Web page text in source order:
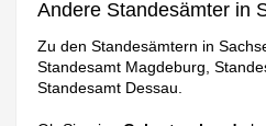
Andere Standesämter in
Zu den Standesämtern in
Standesamt Magdeburg,
Standesamt Dessau.